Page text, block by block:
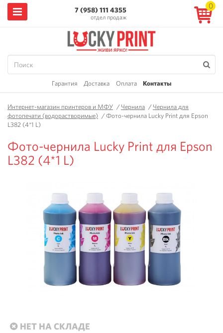
7 (958) 111 4355
отдел продаж
0
Гарантия Доставка Оплата Контакты
Интернет-магазин принтеров и МФУ /Чернила /Чернила для
фотопечати (водорастворимые) /Фото-чернила Lucky Print для Epson
L382 (4*1 L)
Фото-чернила Lucky Print для Epson
L382 (4*1 L)
НЕТ НА СКЛАДЕ